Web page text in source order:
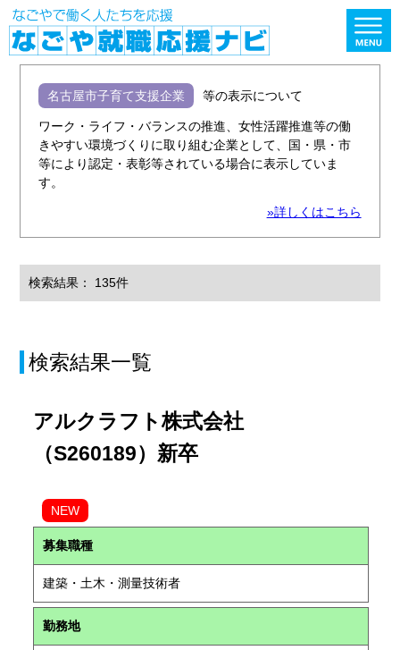
名古屋市子育て支援企業 等の表示について
ワーク・ライフ・バランスの推進、女性活躍推進等の働
きやすい環境づくりに取り組む企業として、国・県・市
等により認定・表彰等されている場合に表示していま
す。
»詳しくはこちら
検索結果： 135件
検索結果一覧
アルクラフト株式会社
（S260189）新卒
NEW
募集職種
建築・土木・測量技術者
勤務地